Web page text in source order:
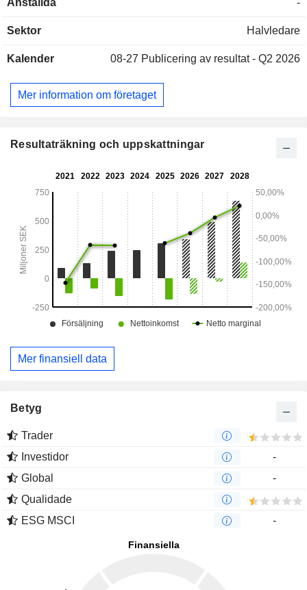
sin verksamhet genom de helägda dotterbolagen Sivers IMA
avancerade chip, komponenter, moduler och delsystem
mikrovågs-, millimetervågs- och optiska halvledare. Bolaget
Anställda -
Sektor Halvledare
Kalender 08-27 Publicering av resultat - Q2 2026
Mer information om företaget
Resultaträkning och uppskattningar
Mer finansiell data
Betyg
Trader
Investidor
-
Global
-
Qualidade
ESG MSCI
-